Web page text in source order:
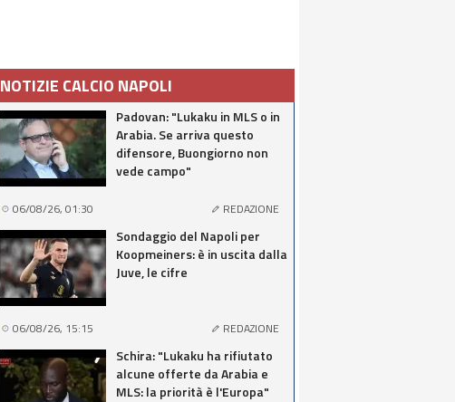
NOTIZIE CALCIO NAPOLI
Padovan: "Lukaku in MLS o in
Arabia. Se arriva questo
difensore, Buongiorno non
vede campo"
06/08/26, 01:30 REDAZIONE
Sondaggio del Napoli per
Koopmeiners: è in uscita dalla
Juve, le cifre
06/08/26, 15:15 REDAZIONE
Schira: "Lukaku ha rifiutato
alcune offerte da Arabia e
MLS: la priorità è l'Europa"